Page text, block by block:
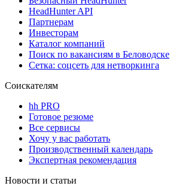
HeadHunter API
Партнерам
Инвесторам
Каталог компаний
Поиск по вакансиям в Беловодске
Сетка: соцсеть для нетворкинга
Соискателям
hh PRO
Готовое резюме
Все сервисы
Хочу у вас работать
Производственный календарь
Экспертная рекомендация
Новости и статьи